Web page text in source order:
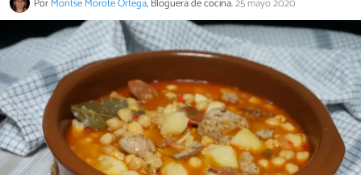
PorMontse Morote Ortega, Bloguera de cocina.25 mayo 2020